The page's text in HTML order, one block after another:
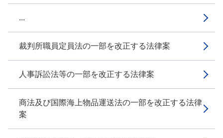
...
裁判所職員定員法の一部を改正する法律案
人事訴訟法等の一部を改正する法律案
商法及び国際海上物品運送法の一部を改正する法律
案